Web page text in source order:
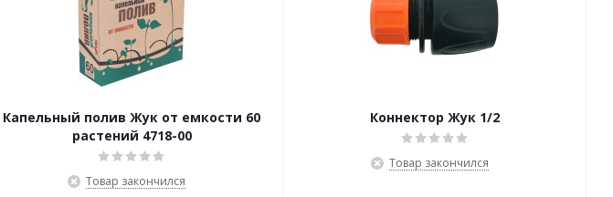
Капельный полив Жук от емкости 60
растений 4718-00
Товар закончился
Коннектор Жук 1/2
Товар закончился